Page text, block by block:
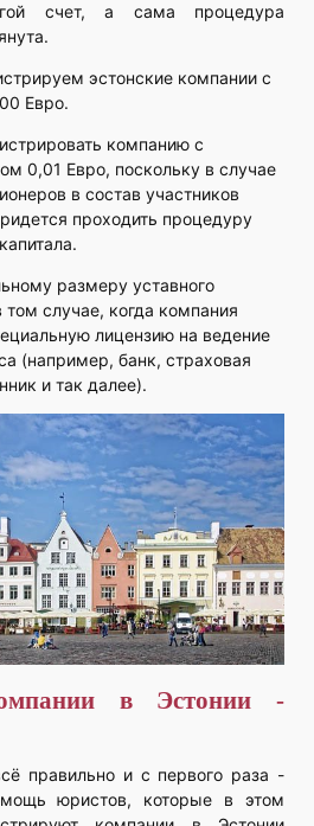
счет, а сама процедура
эстонские компании с
Евро.
компанию с
0,01 Евро, поскольку в случае
в состав участников
проходить процедуру
размеру уставного
случае, когда компания
лицензию на ведение
(например, банк, страховая
и так далее).
в Эстонии -
правильно и с первого раза -
юристов, которые в этом